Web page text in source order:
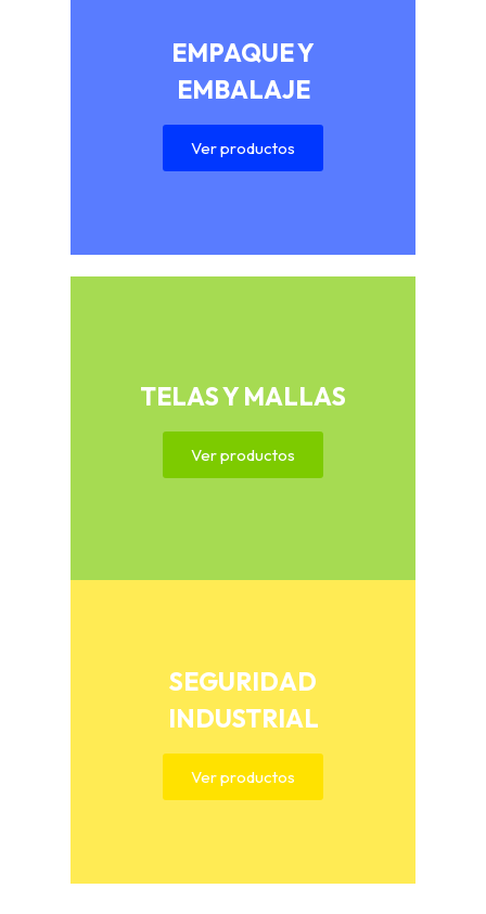
EMPAQUE Y
EMBALAJE
Ver productos
TELAS Y MALLAS
Ver productos
SEGURIDAD
INDUSTRIAL
Ver productos